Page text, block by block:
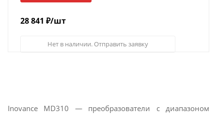
28 841 ₽/шт
Нет в наличии. Отправить заявку
Inovance MD310 — преобразователи с диапазоном